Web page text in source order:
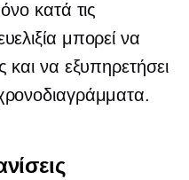
κατά τις
μπορεί να
και να εξυπηρετήσει